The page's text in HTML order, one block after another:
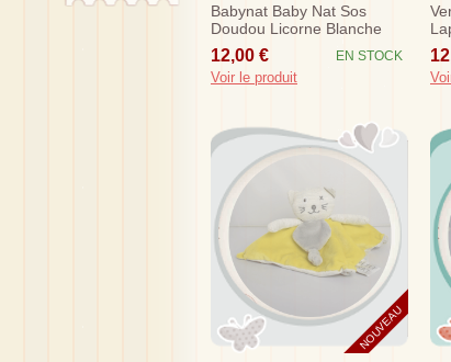
Babynat Baby Nat Sos
Doudou Licorne Blanche
Rose Marionnette Bn0414
12,00 € EN STOCK
Voir le produit
NOUVEAU